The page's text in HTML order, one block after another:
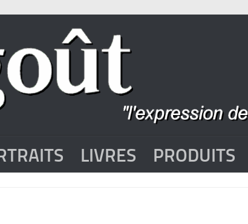
LIVRES PRODUITS